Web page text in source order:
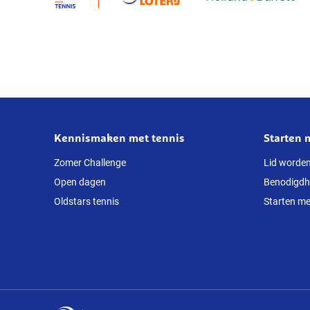
Mila
Willemse
Over
deze
website
Kennismaken met tennis
Zomer Challenge
Open dagen
Oldstars tennis
Starten
Lid worden
Starten